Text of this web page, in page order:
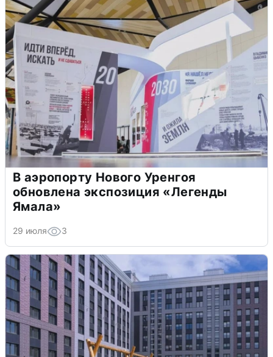
В аэропорту Нового Уренгоя
обновлена экспозиция «Легенды
Ямала»
29 июля 3